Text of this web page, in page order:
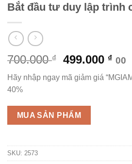
Bắt đầu tư duy lập trình
700.000₫
Giá
gốc
là:
499.000 ₫Giá
tại
00
Hãy nhập ngay mã giảm giá
40%
MUA SẢN PHẨM
SKU: 2573